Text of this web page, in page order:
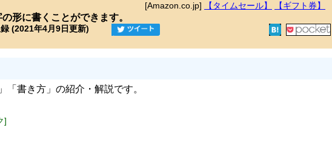
[Amazon.co.jp] 【タイムセール】 【ギフト券】
形に書くことができます。
(2021年4月9日更新)
「書き方」の紹介・解説です。
]